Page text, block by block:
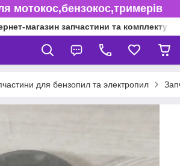
мотокос,бензокос,тримерів
магазин запчастини та
для бензопил та электропил